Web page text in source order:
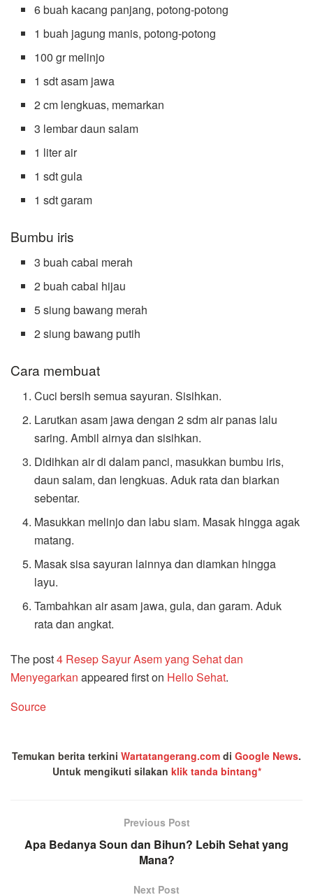
6 buah kacang panjang, potong-potong
1 buah jagung manis, potong-potong
100 gr melinjo
1 sdt asam jawa
2 cm lengkuas, memarkan
3 lembar daun salam
1 liter air
1 sdt gula
1 sdt garam
Bumbu iris
3 buah cabai merah
2 buah cabai hijau
5 siung bawang merah
2 siung bawang putih
Cara membuat
Cuci bersih semua sayuran. Sisihkan.
Larutkan asam jawa dengan 2 sdm air panas lalu
saring. Ambil airnya dan sisihkan.
Didihkan air di dalam panci, masukkan bumbu iris,
daun salam, dan lengkuas. Aduk rata dan biarkan
sebentar.
Masukkan melinjo dan labu siam. Masak hingga agak
matang.
Masak sisa sayuran lainnya dan diamkan hingga
layu.
Tambahkan air asam jawa, gula, dan garam. Aduk
rata dan angkat.
The post4 Resep Sayur Asem yang Sehat dan
Menyegarkan appeared first on Hello Sehat.
Source
Temukan berita terkini Wartatangerang.com di Google News.
Untuk mengikuti silakan klik tanda bintang*
Previous Post
Apa Bedanya Soun dan Bihun? Lebih Sehat yang
Mana?
Next Post